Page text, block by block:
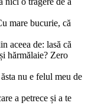
mare bucurie, că
aceea de: lasă că
hărmălaie? Zero
nu e felul meu de
a petrece și a te